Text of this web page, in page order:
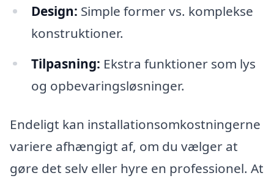
Design: Simple former vs. komplekse
konstruktioner.
Tilpasning: Ekstra funktioner som lys
og opbevaringsløsninger.
Endeligt kan installationsomkostningerne
variere afhængigt af, om du vælger at
gøre det selv eller hyre en professionel. At